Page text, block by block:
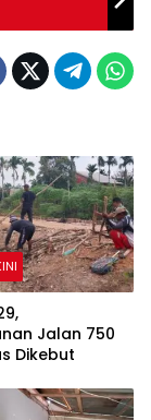
Jalan 750
Dikebut